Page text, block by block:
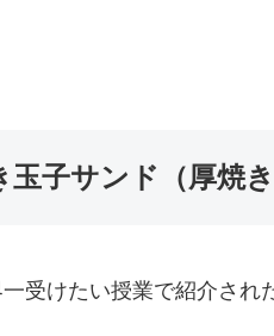
玉子サンド（厚焼
受けたい授業で紹介され